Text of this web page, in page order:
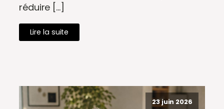
réduire […]
Lire la suite
23 juin 2026